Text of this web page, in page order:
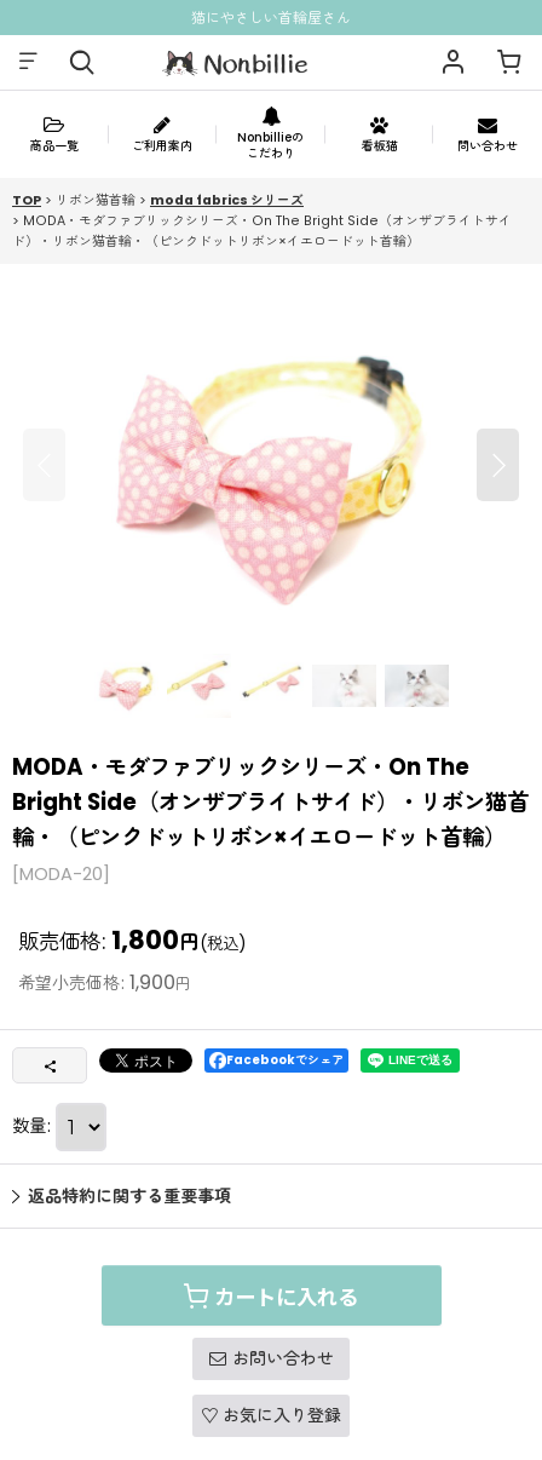
猫にやさしい首輪屋さん
商品一覧 ご利用案内
Nonbillieの
こだわり
看板猫 問い合わせ
TOP > リボン猫首輪 > moda fabrics シリーズ
> MODA・モダファブリックシリーズ・On The Bright Side（オンザブライトサイ
ド）・リボン猫首輪・（ピンクドットリボン×イエロードット首輪）
MODA・モダファブリックシリーズ・On The
Bright Side（オンザブライトサイド）・リボン猫首
輪・（ピンクドットリボン×イエロードット首輪）
MODA-20
販売価格: 1,800円(税込)
希望小売価格: 1,900円
Facebookでシェア
数量:
返品特約に関する重要事項
カートに入れる
お問い合わせ
お気に入り登録